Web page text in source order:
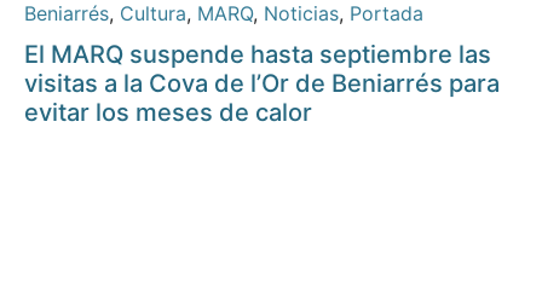
Beniarrés, Cultura, MARQ, Noticias, Portada
El MARQ suspende hasta septiembre las
visitas a la Cova de l’Or de Beniarrés para
evitar los meses de calor